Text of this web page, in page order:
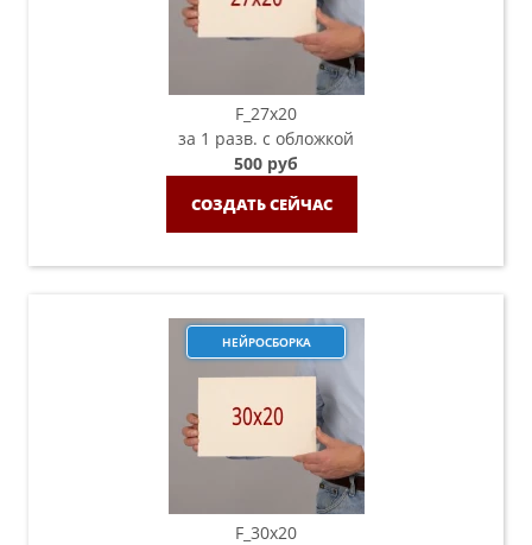
F_27x20
за 1 разв. с обложкой
500 руб
СОЗДАТЬ СЕЙЧАС
НЕЙРОСБОРКА
F_30х20